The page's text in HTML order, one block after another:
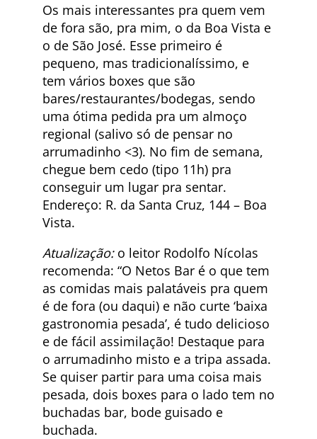
Os mais interessantes pra quem vem
de fora são, pra mim, o da Boa Vista e
o de São José. Esse primeiro é
pequeno, mas tradicionalíssimo, e
tem vários boxes que são
bares/restaurantes/bodegas, sendo
uma ótima pedida pra um almoço
regional (salivo só de pensar no
arrumadinho <3). No fim de semana,
chegue bem cedo (tipo 11h) pra
conseguir um lugar pra sentar.
Endereço: R. da Santa Cruz, 144 – Boa
Vista.
Atualização:o leitor Rodolfo Nícolas
recomenda: “O Netos Bar é o que tem
as comidas mais palatáveis pra quem
é de fora (ou daqui) e não curte ‘baixa
gastronomia pesada’, é tudo delicioso
e de fácil assimilação! Destaque para
o arrumadinho misto e a tripa assada.
Se quiser partir para uma coisa mais
pesada, dois boxes para o lado tem no
buchadas bar, bode guisado e
buchada.